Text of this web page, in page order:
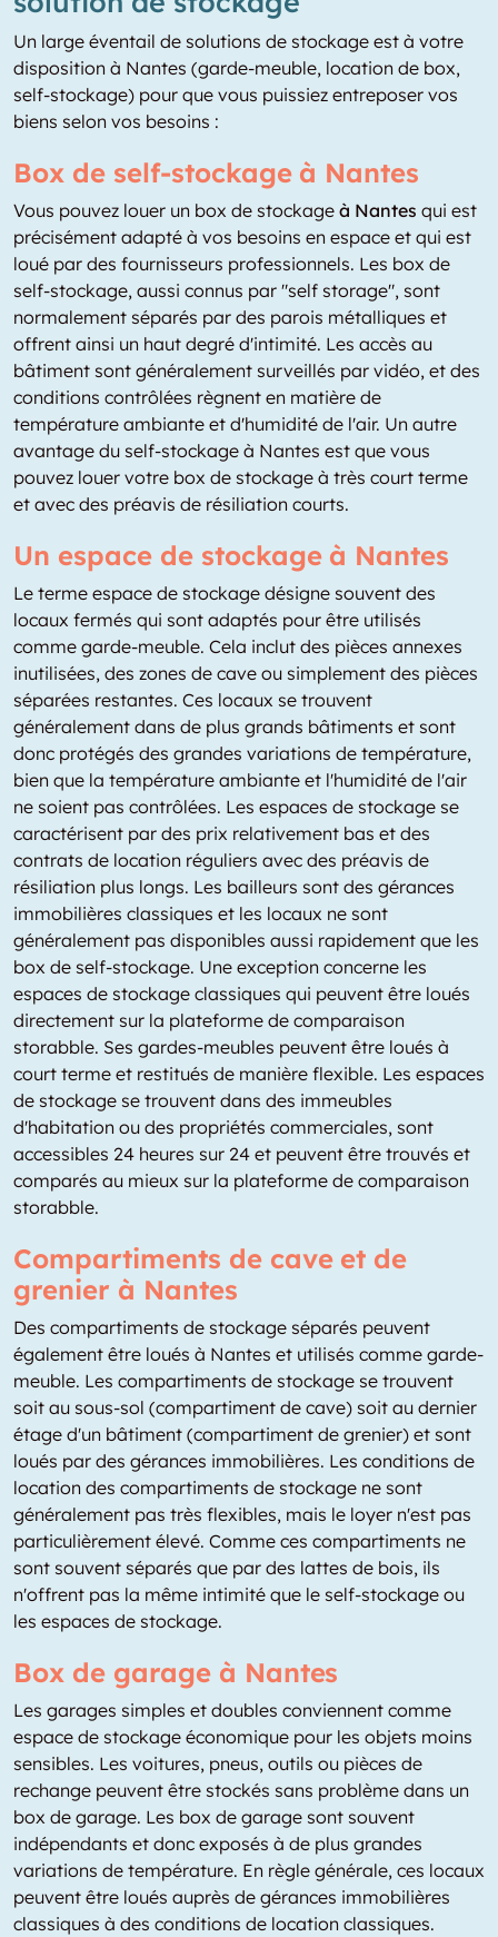
Un large éventail de solutions de stockage est à votre
disposition à Nantes (garde-meuble, location de box,
self-stockage) pour que vous puissiez entreposer vos
biens selon vos besoins :
Box de self-stockage à Nantes
Vous pouvez louer un box de stockage à Nantes qui est
précisément adapté à vos besoins en espace et qui est
loué par des fournisseurs professionnels. Les box de
self-stockage, aussi connus par "self storage", sont
normalement séparés par des parois métalliques et
offrent ainsi un haut degré d'intimité. Les accès au
bâtiment sont généralement surveillés par vidéo, et des
conditions contrôlées règnent en matière de
température ambiante et d'humidité de l'air. Un autre
avantage du self-stockage à Nantes est que vous
pouvez louer votre box de stockage à très court terme
et avec des préavis de résiliation courts.
Un espace de stockage à Nantes
Le terme espace de stockage désigne souvent des
locaux fermés qui sont adaptés pour être utilisés
comme garde-meuble. Cela inclut des pièces annexes
inutilisées, des zones de cave ou simplement des pièces
séparées restantes. Ces locaux se trouvent
généralement dans de plus grands bâtiments et sont
donc protégés des grandes variations de température,
bien que la température ambiante et l'humidité de l'air
ne soient pas contrôlées. Les espaces de stockage se
caractérisent par des prix relativement bas et des
contrats de location réguliers avec des préavis de
résiliation plus longs. Les bailleurs sont des gérances
immobilières classiques et les locaux ne sont
généralement pas disponibles aussi rapidement que les
box de self-stockage. Une exception concerne les
espaces de stockage classiques qui peuvent être loués
directement sur la plateforme de comparaison
storabble. Ses gardes-meubles peuvent être loués à
court terme et restitués de manière flexible. Les espaces
de stockage se trouvent dans des immeubles
d'habitation ou des propriétés commerciales, sont
accessibles 24 heures sur 24 et peuvent être trouvés et
comparés au mieux sur la plateforme de comparaison
storabble.
Compartiments de cave et de
grenier à Nantes
Des compartiments de stockage séparés peuvent
également être loués à Nantes et utilisés comme garde-
meuble. Les compartiments de stockage se trouvent
soit au sous-sol (compartiment de cave) soit au dernier
étage d'un bâtiment (compartiment de grenier) et sont
loués par des gérances immobilières. Les conditions de
location des compartiments de stockage ne sont
généralement pas très flexibles, mais le loyer n'est pas
particulièrement élevé. Comme ces compartiments ne
sont souvent séparés que par des lattes de bois, ils
n'offrent pas la même intimité que le self-stockage ou
les espaces de stockage.
Box de garage à Nantes
Les garages simples et doubles conviennent comme
espace de stockage économique pour les objets moins
sensibles. Les voitures, pneus, outils ou pièces de
rechange peuvent être stockés sans problème dans un
box de garage. Les box de garage sont souvent
indépendants et donc exposés à de plus grandes
variations de température. En règle générale, ces locaux
peuvent être loués auprès de gérances immobilières
classiques à des conditions de location classiques.